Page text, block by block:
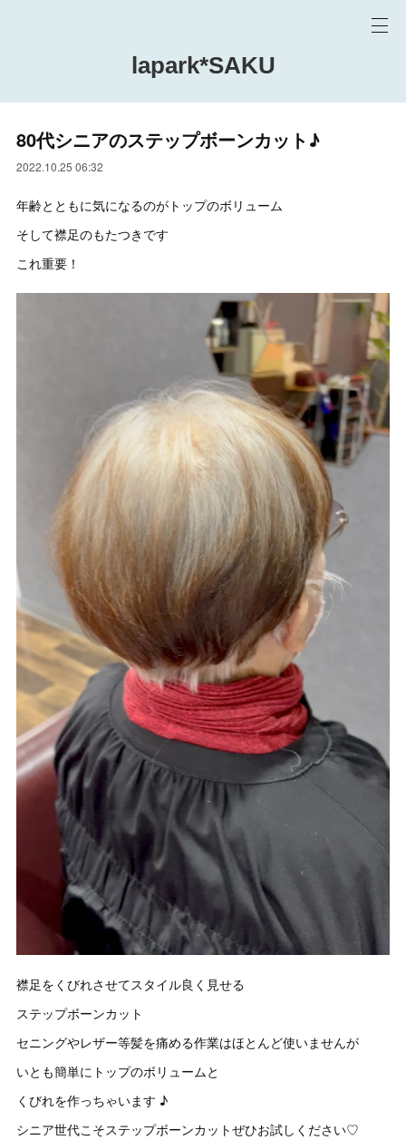
lapark*SAKU
80代シニアのステップボーンカット♪
2022.10.25 06:32
年齢とともに気になるのがトップのボリューム
そして襟足のもたつきです
これ重要！
襟足をくびれさせてスタイル良く見せる
ステップボーンカット
セニングやレザー等髪を痛める作業はほとんど使いませんが
いとも簡単にトップのボリュームと
くびれを作っちゃいます ♪
シニア世代こそステップボーンカットぜひお試しください♡